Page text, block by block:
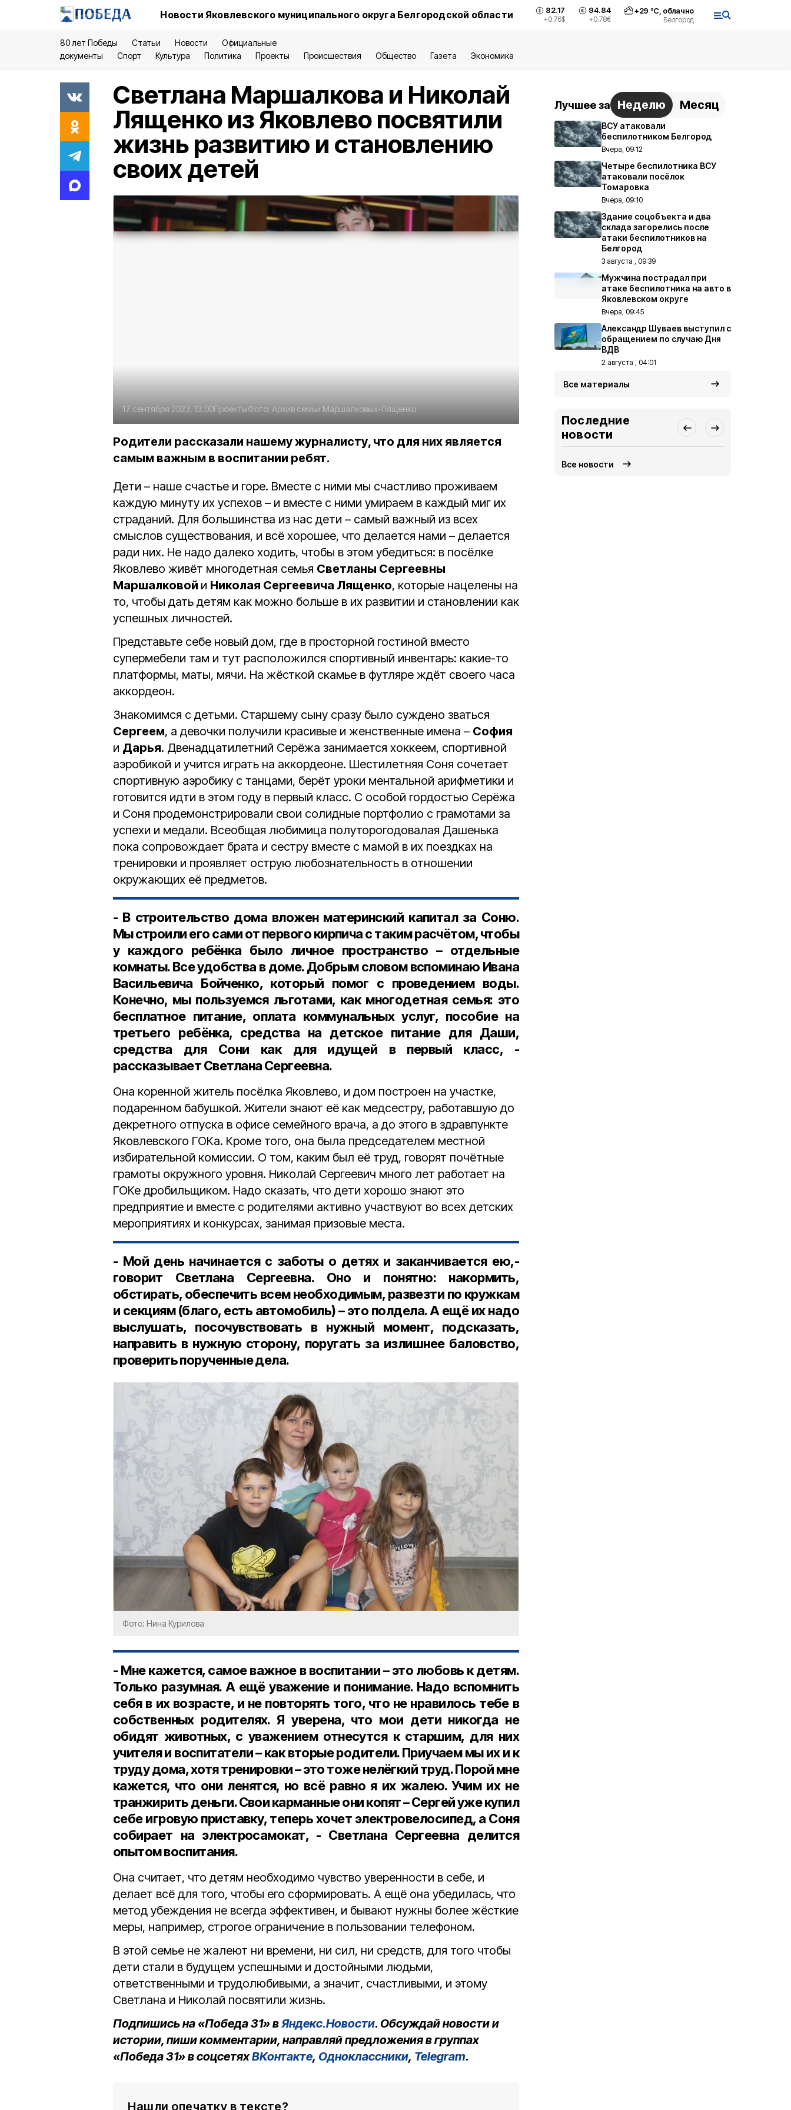
Новости Яковлевского муниципального округа Белгородской области 82.17
+0.76$
94.84
+0.78€
+29 °С, облачно
Белгород
80 лет Победы Статьи Новости
Официальные
документы
Спорт Культура Политика Проекты Происшествия Общество Газета Экономика
Светлана Маршалкова и Николай
Лященко из Яковлево посвятили
жизнь развитию и становлению
своих детей
17 сентября 2023, 13:00ПроектыФото: Архив семьи Маршалковых-Лященко
Родители рассказали нашему журналисту, что для них является
самым важным в воспитании ребят.
Дети – наше счастье и горе. Вместе с ними мы счастливо проживаем
каждую минуту их успехов – и вместе с ними умираем в каждый миг их
страданий. Для большинства из нас дети – самый важный из всех
смыслов существования, и всё хорошее, что делается нами – делается
ради них. Не надо далеко ходить, чтобы в этом убедиться: в посёлке
Яковлево живёт многодетная семья Светланы Сергеевны
Маршалковой и Николая Сергеевича Лященко, которые нацелены на
то, чтобы дать детям как можно больше в их развитии и становлении как
успешных личностей.
Представьте себе новый дом, где в просторной гостиной вместо
супермебели там и тут расположился спортивный инвентарь: какие-то
платформы, маты, мячи. На жёсткой скамье в футляре ждёт своего часа
аккордеон.
Знакомимся с детьми. Старшему сыну сразу было суждено зваться
Сергеем, а девочки получили красивые и женственные имена – София
и Дарья. Двенадцатилетний Серёжа занимается хоккеем, спортивной
аэробикой и учится играть на аккордеоне. Шестилетняя Соня сочетает
спортивную аэробику с танцами, берёт уроки ментальной арифметики и
готовится идти в этом году в первый класс. С особой гордостью Серёжа
и Соня продемонстрировали свои солидные портфолио с грамотами за
успехи и медали. Всеобщая любимица полуторогодовалая Дашенька
пока сопровождает брата и сестру вместе с мамой в их поездках на
тренировки и проявляет острую любознательность в отношении
окружающих её предметов.
- В строительство дома вложен материнский капитал за Соню.
Мы строили его сами от первого кирпича с таким расчётом, чтобы
у каждого ребёнка было личное пространство – отдельные
комнаты. Все удобства в доме. Добрым словом вспоминаю Ивана
Васильевича Бойченко, который помог с проведением воды.
Конечно, мы пользуемся льготами, как многодетная семья: это
бесплатное питание, оплата коммунальных услуг, пособие на
третьего ребёнка, средства на детское питание для Даши,
средства для Сони как для идущей в первый класс, -
рассказывает Светлана Сергеевна.
Она коренной житель посёлка Яковлево, и дом построен на участке,
подаренном бабушкой. Жители знают её как медсестру, работавшую до
декретного отпуска в офисе семейного врача, а до этого в здравпункте
Яковлевского ГОКа. Кроме того, она была председателем местной
избирательной комиссии. О том, каким был её труд, говорят почётные
грамоты окружного уровня. Николай Сергеевич много лет работает на
ГОКе дробильщиком. Надо сказать, что дети хорошо знают это
предприятие и вместе с родителями активно участвуют во всех детских
мероприятиях и конкурсах, занимая призовые места.
- Мой день начинается с заботы о детях и заканчивается ею,-
говорит Светлана Сергеевна. Оно и понятно: накормить,
обстирать, обеспечить всем необходимым, развезти по кружкам
и секциям (благо, есть автомобиль) – это полдела. А ещё их надо
выслушать, посочувствовать в нужный момент, подсказать,
направить в нужную сторону, поругать за излишнее баловство,
проверить порученные дела.
Фото: Нина Курилова
- Мне кажется, самое важное в воспитании – это любовь к детям.
Только разумная. А ещё уважение и понимание. Надо вспомнить
себя в их возрасте, и не повторять того, что не нравилось тебе в
собственных родителях. Я уверена, что мои дети никогда не
обидят животных, с уважением отнесутся к старшим, для них
учителя и воспитатели – как вторые родители. Приучаем мы их и к
труду дома, хотя тренировки – это тоже нелёгкий труд. Порой мне
кажется, что они ленятся, но всё равно я их жалею. Учим их не
транжирить деньги. Свои карманные они копят – Сергей уже купил
себе игровую приставку, теперь хочет электровелосипед, а Соня
собирает на электросамокат, - Светлана Сергеевна делится
опытом воспитания.
Она считает, что детям необходимо чувство уверенности в себе, и
делает всё для того, чтобы его сформировать. А ещё она убедилась, что
метод убеждения не всегда эффективен, и бывают нужны более жёсткие
меры, например, строгое ограничение в пользовании телефоном.
В этой семье не жалеют ни времени, ни сил, ни средств, для того чтобы
дети стали в будущем успешными и достойными людьми,
ответственными и трудолюбивыми, а значит, счастливыми, и этому
Светлана и Николай посвятили жизнь.
Подпишись на «Победа 31» вЯндекс.Новости. Обсуждай новости и
истории, пиши комментарии, направляй предложения в группах
«Победа 31» в соцсетяхВКонтакте, Одноклассники, Telegram.
Нашли опечатку в тексте?
Лучшее за Неделю Месяц
ВСУ атаковали
беспилотником Белгород
Вчера, 09:12
Четыре беспилотника ВСУ
атаковали посёлок
Томаровка
Вчера, 09:10
Здание соцобъекта и два
склада загорелись после
атаки беспилотников на
Белгород
3 августа , 09:39
Мужчина пострадал при
атаке беспилотника на авто в
Яковлевском округе
Вчера, 09:45
Александр Шуваев выступил с
обращением по случаю Дня
ВДВ
2 августа , 04:01
Все материалы
Последние
новости
Все новости